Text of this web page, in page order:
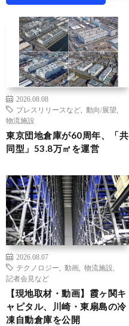
2026.08.08
プレスリリースなど
動向/展望
物流施設
東京団地倉庫が60周年、「共
同型」53.8万㎡を運営
2026.08.07
テクノロジー
動画 物流施設
記者会見など
【現地取材・動画】霞ヶ関キ
ャピタル、川崎・東扇島の冷
凍自動倉庫を公開